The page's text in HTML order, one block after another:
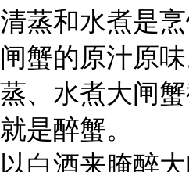
清蒸和水煮是
闸蟹的原汁原
蒸、水煮大闸
就是醉蟹。
以白酒来腌醉